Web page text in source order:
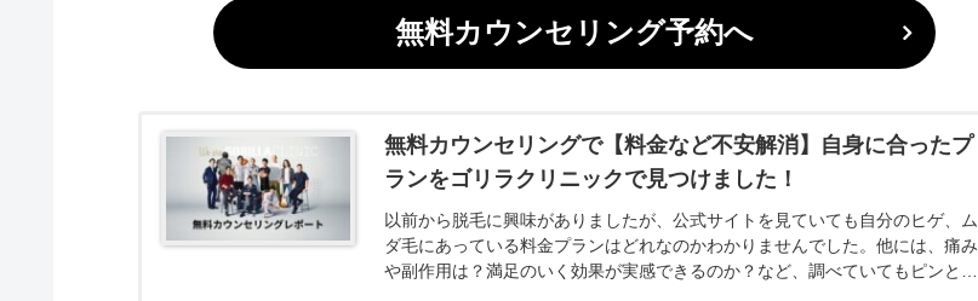
無料カウンセリング予約へ
無料カウンセリングで【料金など不安解消】自身に合ったプ
ランをゴリラクリニックで見つけました！
以前から脱毛に興味がありましたが、公式サイトを見ていても自分のヒゲ、ム
ダ毛にあっている料金プランはどれなのかわかりませんでした。他には、痛み
や副作用は？満足のいく効果が実感できるのか？など、調べていてもピンとこ